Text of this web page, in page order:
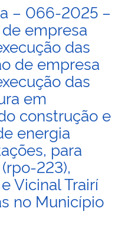
de
Boa
Vista-
RR
(Contrato
de
Repasse
nº
918049/2021/MS/CAIXA)
– 066-2025 –
empresa
das
de empresa
das
em
construção e
energia
para
223),
Vicinal Trairí
no Município